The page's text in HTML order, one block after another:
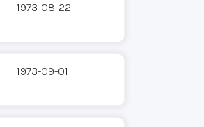
1973-08-22
1973-09-01